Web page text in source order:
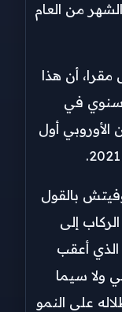
بنفس الشهر من العام
⁠أن هذا
في
أول
بالقول
⁠إلى
الذي أعقب
ولا سيما
على النمو